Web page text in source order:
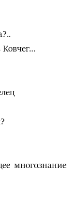
Ковчег…
многознание